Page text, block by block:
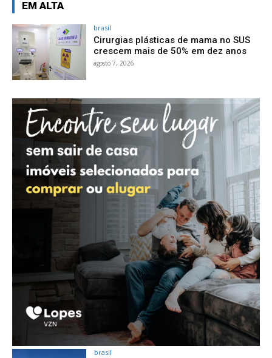
EM ALTA
brasil
Cirurgias plásticas de mama no SUS
crescem mais de 50% em dez anos
agosto 7, 2026
brasil